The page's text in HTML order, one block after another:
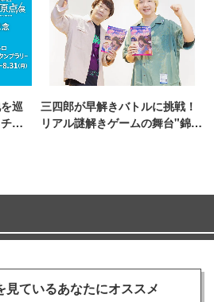
巡
ャ
三四郎が早解きバトルに挑戦！
リアル謎解きゲームの舞台"錦糸
見ているあなたにオススメ